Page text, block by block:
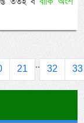
21 .. 32 33